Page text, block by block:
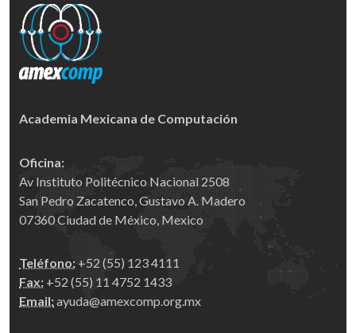
Academia Mexicana de Computación
Oficina:
Av Instituto Politécnico Nacional 2508
San Pedro Zacatenco, Gustavo A. Madero
07360 Ciudad de México, Mexico
Teléfono: +52 (55) 123 4111
Fax: +52 (55) 11 4752 1433
Email:ayuda@amexcomp.org.mx